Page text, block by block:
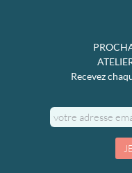
Recevez